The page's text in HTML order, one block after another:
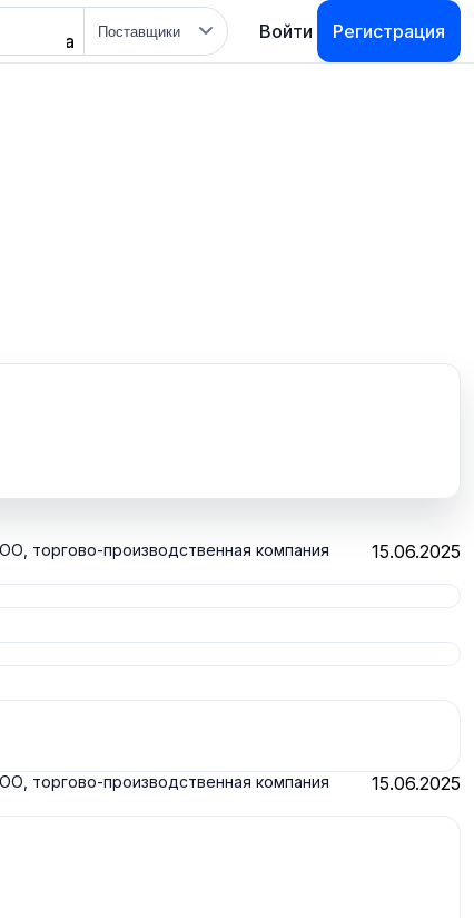
поиска
Войти Регистрация
торгово-производственная компания
15.06.2025
торгово-производственная компания 15.06.2025